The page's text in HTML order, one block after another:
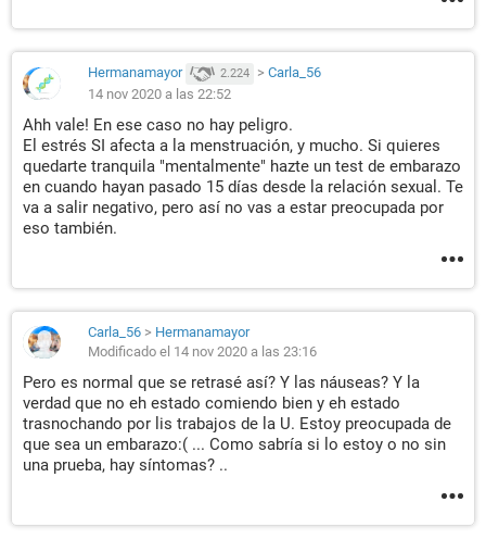
Hermanamayor 2.224 > Carla_56
14 nov 2020 a las 22:52
Ahh vale! En ese caso no hay peligro.
El estrés SI afecta a la menstruación, y mucho. Si quieres
quedarte tranquila "mentalmente" hazte un test de embarazo
en cuando hayan pasado 15 días desde la relación sexual. Te
va a salir negativo, pero así no vas a estar preocupada por
eso también.
Carla_56 > Hermanamayor
Modificado el 14 nov 2020 a las 23:16
Pero es normal que se retrasé así? Y las náuseas? Y la
verdad que no eh estado comiendo bien y eh estado
trasnochando por lis trabajos de la U. Estoy preocupada de
que sea un embarazo:( ... Como sabría si lo estoy o no sin
una prueba, hay síntomas? ..